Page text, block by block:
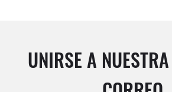
UNIRSE A